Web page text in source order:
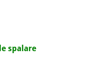
spalare